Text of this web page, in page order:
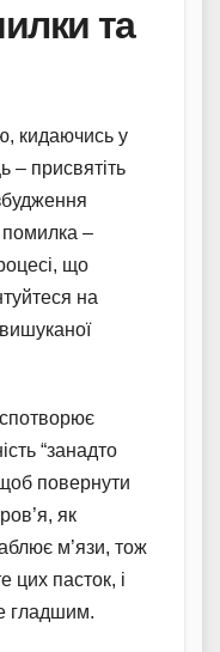
та
кидаючись у
– присвятіть
помилка –
що
на
“занадто
повернути
як
м’язи, тож
цих пасток, і
гладшим.